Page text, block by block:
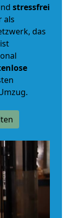
stressfrei
als
das